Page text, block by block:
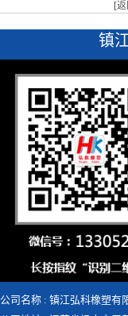
[返
镇
公司名称 : 镇江弘科橡塑有